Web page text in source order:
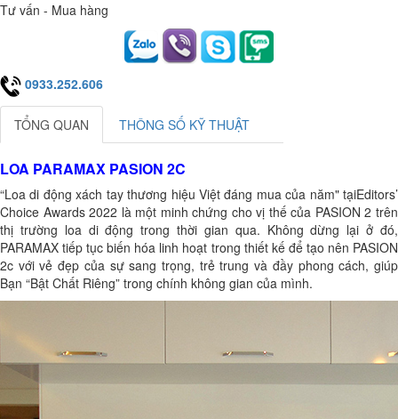
Tư vấn - Mua hàng
0933.252.606
TỔNG QUAN THÔNG SỐ KỸ THUẬT
LOA PARAMAX PASION 2C
“Loa di động xách tay thương hiệu Việt đáng mua của năm" tạiEditors’
Choice Awards 2022 là một minh chứng cho vị thế của PASION 2 trên
thị trường loa di động trong thời gian qua. Không dừng lại ở đó,
PARAMAX tiếp tục biến hóa linh hoạt trong thiết kế để tạo nên PASION
2c với vẻ đẹp của sự sang trọng, trẻ trung và đầy phong cách, giúp
Bạn “Bật Chất Riêng” trong chính không gian của mình.